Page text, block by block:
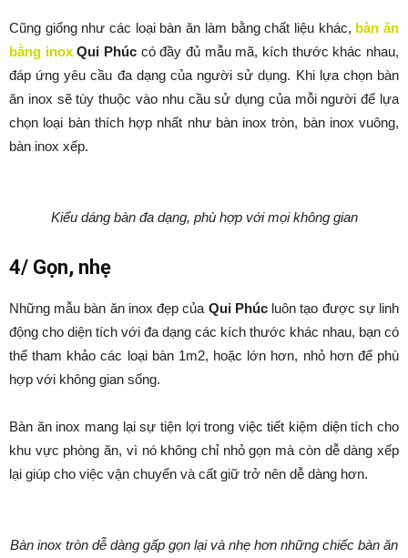
Cũng giống như các loại bàn ăn làm bằng chất liệu khác, bàn ăn
bằng inoxQui Phúc có đầy đủ mẫu mã, kích thước khác nhau,
đáp ứng yêu cầu đa dạng của người sử dụng. Khi lựa chọn bàn
ăn inox sẽ tùy thuộc vào nhu cầu sử dụng của mỗi người để lựa
chọn loại bàn thích hợp nhất như bàn inox tròn, bàn inox vuông,
bàn inox xếp.
Kiểu dáng bàn đa dạng, phù hợp với mọi không gian
4/ Gọn, nhẹ
Những mẫu bàn ăn inox đẹp của Qui Phúcluôn tạo được sự linh
động cho diện tích với đa dạng các kích thước khác nhau, bạn có
thể tham khảo các loại bàn 1m2, hoặc lớn hơn, nhỏ hơn để phù
hợp với không gian sống.
Bàn ăn inox mang lại sự tiện lợi trong việc tiết kiệm diện tích cho
khu vực phòng ăn, vì nó không chỉ nhỏ gọn mà còn dễ dàng xếp
lại giúp cho việc vận chuyển và cất giữ trở nên dễ dàng hơn.
Bàn inox tròn dễ dàng gấp gọn lại và nhẹ hơn những chiếc bàn ăn